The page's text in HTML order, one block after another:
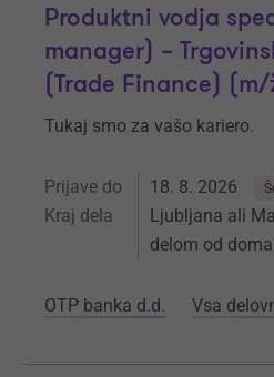
Produktni vodja
manager) –
(Trade Finance) (m/
Tukaj smo za vašo kariero.
Prijave do 18. 8. 2026
Kraj dela
Ljubljana ali
delom od
OTP banka d.d. Vsa